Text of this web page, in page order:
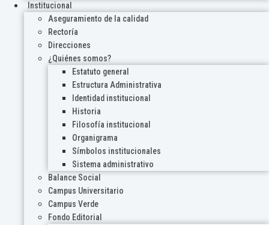
Institucional
Aseguramiento de la calidad
Rectoría
Direcciones
¿Quiénes somos?
Estatuto general
Estructura Administrativa
Identidad institucional
Historia
Filosofía institucional
Organigrama
Símbolos institucionales
Sistema administrativo
Balance Social
Campus Universitario
Campus Verde
Fondo Editorial